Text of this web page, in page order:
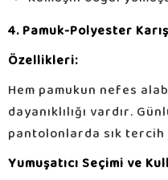
4. Pamuk-Polyester
Özellikleri:
Hem pamukun nefes
dayanıklılığı vardır.
pantolonlarda sık
Yumuşatıcı Seçimi ve